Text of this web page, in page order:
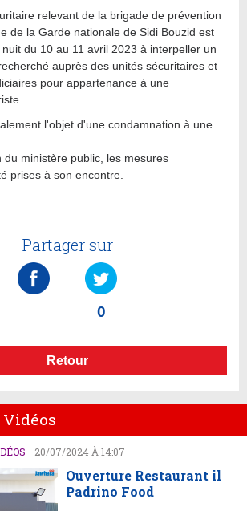
relevant de la brigade de prévention
de la Garde nationale de Sidi Bouzid est
du 10 au 11 avril 2023 à interpeller un
auprès des unités sécuritaires et
pour appartenance à une
l'objet d'une condamnation à une
du ministère public, les mesures
prises à son encontre.
Partager sur
0
Retour
20/07/2024 À 14:07
Ouverture Restaurant il
Padrino Food